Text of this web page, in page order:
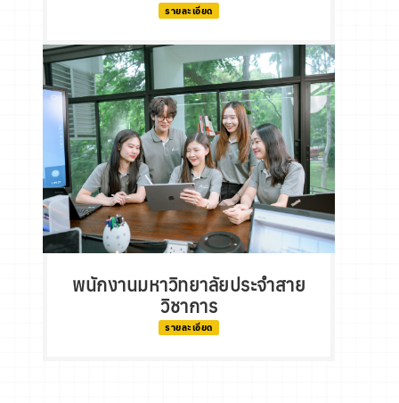
รายละเอียด
พนักงานมหาวิทยาลัยประจำสาย
วิชาการ
รายละเอียด